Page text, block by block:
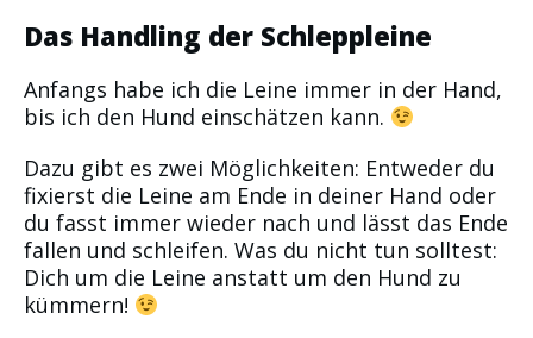
Das Handling der Schleppleine
Anfangs habe ich die Leine immer in der Hand,
bis ich den Hund einschätzen kann.
Dazu gibt es zwei Möglichkeiten: Entweder du
fixierst die Leine am Ende in deiner Hand oder
du fasst immer wieder nach und lässt das Ende
fallen und schleifen. Was du nicht tun solltest:
Dich um die Leine anstatt um den Hund zu
kümmern!